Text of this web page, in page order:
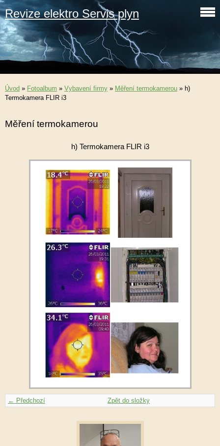
Revize elektro Servis plyn
Úvod » Fotoalbum » Vybavení firmy » Měření termokamerou » h)
Termokamera FLIR i3
Měření termokamerou
h) Termokamera FLIR i3
← Předchozí Zpět do složky